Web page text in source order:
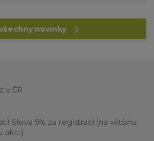
novinky
v ČR
Sleva 5% za registraci (na většinu
akci)